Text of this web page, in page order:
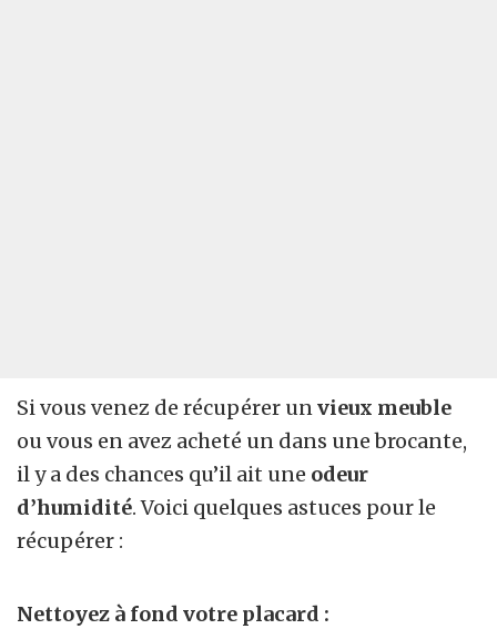
Si vous venez de récupérer unvieux meuble
ou vous en avez acheté un dans une brocante,
il y a des chances qu’il ait une odeur
d’humidité. Voici quelques astuces pour le
récupérer :
Nettoyez à fond votre placard :